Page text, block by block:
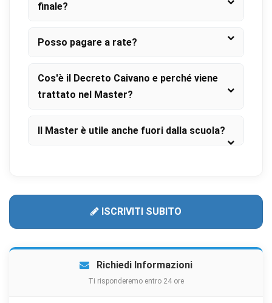
finale?
Posso pagare a rate?
Cos'è il Decreto Caivano e perché viene
trattato nel Master?
Il Master è utile anche fuori dalla scuola?
ISCRIVITI SUBITO
Richiedi Informazioni
Ti risponderemo entro 24 ore